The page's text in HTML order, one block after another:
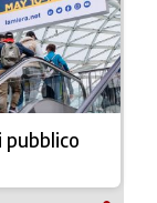
pubblico